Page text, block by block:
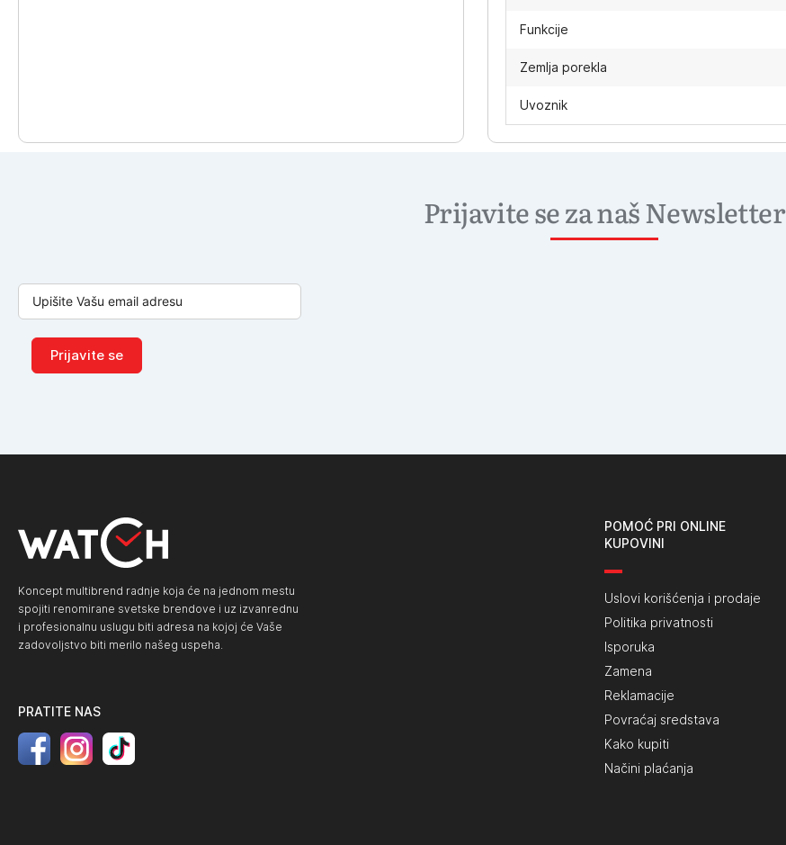
Funkcije
Zemlja porekla
Uvoznik
Prijavite se za naš Newsletter
Prijavite se
Koncept multibrend radnje koja će na jednom mestu
spojiti renomirane svetske brendove i uz izvanrednu
i profesionalnu uslugu biti adresa na kojoj će Vaše
zadovoljstvo biti merilo našeg uspeha.
PRATITE NAS
POMOĆ PRI ONLINE
KUPOVINI
Uslovi korišćenja i prodaje
Politika privatnosti
Isporuka
Zamena
Reklamacije
Povraćaj sredstava
Kako kupiti
Načini plaćanja